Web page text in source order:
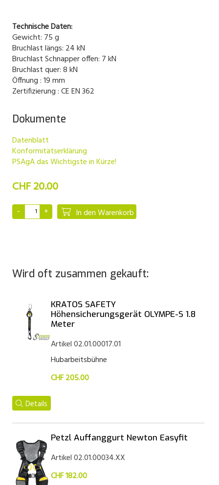
Technische Daten:
Gewicht: 75 g
Bruchlast längs: 24 kN
Bruchlast Schnapper offen: 7 kN
Bruchlast quer: 8 kN
Öffnung : 19 mm
Zertifizierung : CE EN 362
Dokumente
Datenblatt
Konformitätserklärung
PSAgA das Wichtigste in Kürze!
CHF 20.00
In den Warenkorb
Wird oft zusammen gekauft:
KRATOS SAFETY
Höhensicherungsgerät OLYMPE-S 1.8
Meter
Artikel 02.01.00017.01
Hubarbeitsbühne
CHF 205.00
Details
Petzl Auffanggurt Newton Easyfit
Artikel 02.01.00034.XX
CHF 182.00